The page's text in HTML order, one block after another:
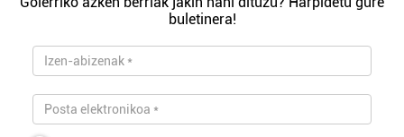
buletinera!